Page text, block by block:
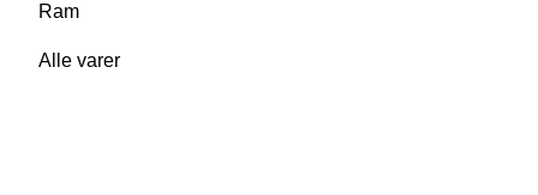
Ram
Alle varer